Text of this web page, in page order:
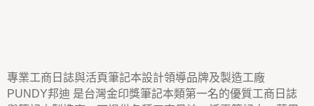
專業工商日誌與活頁筆記本設計領導品牌及製造工廠
PUNDY邦迪 是台灣金印獎筆記本類第一名的優質工商日誌